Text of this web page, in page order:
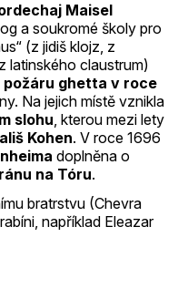
Maisel
a soukromé školy pro
(z jidiš klojz, z
latinského claustrum)
požáru ghetta v roce
Na jejich místě vznikla
slohu, kterou mezi lety
Kohen. V roce 1696
doplněna o
na Tóru.
bratrstvu (Chevra
například Eleazar